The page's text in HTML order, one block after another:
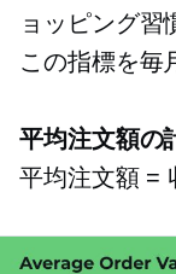
ョッピング習
この指標を毎
平均注文額の
平均注文額 =